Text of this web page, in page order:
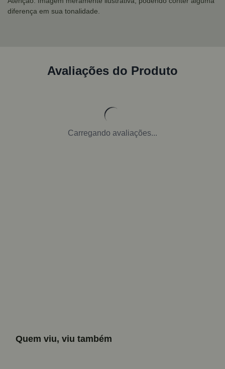
diferença em sua tonalidade.
Avaliações do Produto
Carregando avaliações...
Quem viu, viu também